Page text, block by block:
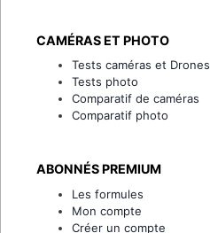
CAMÉRAS ET PHOTO
Tests caméras et Drones
Tests photo
Comparatif de caméras
Comparatif photo
ABONNÉS PREMIUM
Les formules
Mon compte
Créer un compte